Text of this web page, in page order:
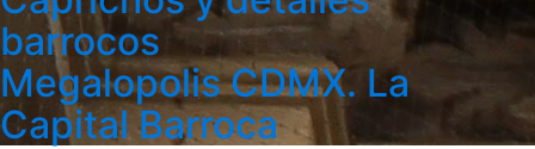
barrocos
Megalopolis CDMX. La
Capital Barroca